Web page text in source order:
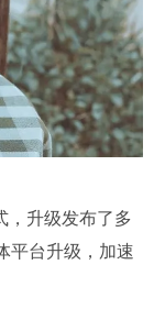
，升级发布了多
平台升级，加速